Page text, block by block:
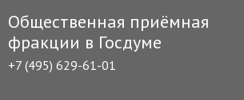
Общественная приёмная
фракции в Госдуме
+7 (495) 629-61-01